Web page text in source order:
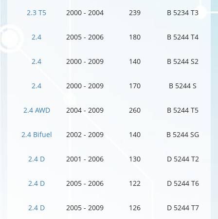
2.3 T5 2000 - 2004 239 B 5234 T3
2.4 2005 - 2006 180 B 5244 T4
2.4 2000 - 2009 140 B 5244 S2
2.4 2000 - 2009 170 B 5244 S
2.4 AWD 2004 - 2009 260 B 5244 T5
2.4 Bifuel 2002 - 2009 140 B 5244 SG
2.4 D 2001 - 2006 130 D 5244 T2
2.4 D 2005 - 2006 122 D 5244 T6
2.4 D 2005 - 2009 126 D 5244 T7